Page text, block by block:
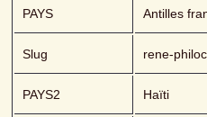
PAYS Antilles
Slug rene-
PAYS2 Haïti